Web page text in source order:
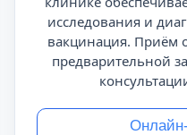
исследования и
вакцинация. Приём
предварительной